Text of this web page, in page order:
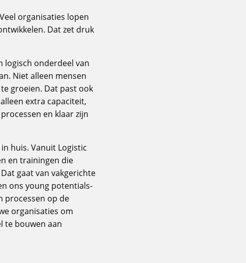
organisaties lopen
Dat zet druk
logisch onderdeel van
Niet alleen mensen
groeien. Dat past ook
extra capaciteit,
en klaar zijn
huis. Vanuit Logistic
en trainingen die
gaat van vakgerichte
ons young potentials-
processen op de
organisaties om
te bouwen aan